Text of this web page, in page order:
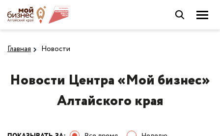
Главная Новости
Новости Центра «Мой бизнес»
Алтайского края